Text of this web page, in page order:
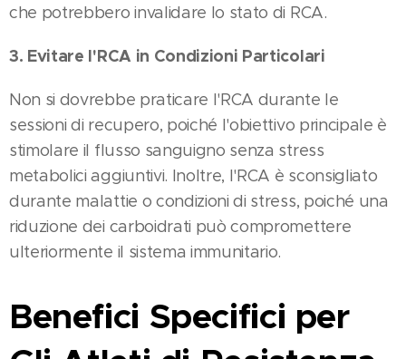
che potrebbero invalidare lo stato di RCA​.
3. Evitare l'RCA in Condizioni Particolari
Non si dovrebbe praticare l'RCA durante le
sessioni di recupero, poiché l'obiettivo principale è
stimolare il flusso sanguigno senza stress
metabolici aggiuntivi. Inoltre, l'RCA è sconsigliato
durante malattie o condizioni di stress, poiché una
riduzione dei carboidrati può compromettere
ulteriormente il sistema immunitario​​.
Benefici Specifici per